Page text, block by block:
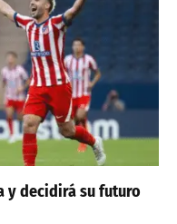
y decidirá su futuro